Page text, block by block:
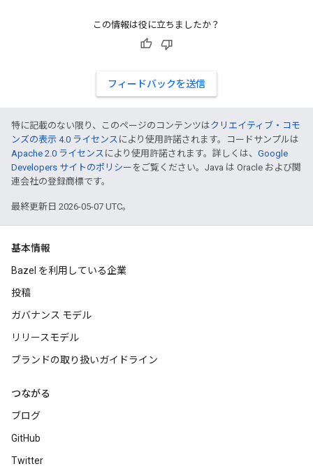
この情報は役に立ちましたか？
フィードバックを送信
特に記載のない限り、このページのコンテンツはクリエイティブ・コモ
ンズの表示 4.0 ライセンス により使用許諾されます。コードサンプルは
Apache 2.0 ライセンス により使用許諾されます。詳しくは、 Google
Developers サイトのポリシー をご覧ください。Java は Oracle および関
連会社の登録商標です。
最終更新日 2026-05-07 UTC。
基本情報
Bazel を利用している企業
投稿
ガバナンス モデル
リリースモデル
ブランドの取り扱いガイドライン
つながる
ブログ
GitHub
Twitter